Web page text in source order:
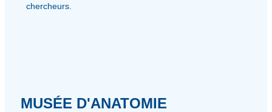
chercheurs.
MUSÉE D'ANATOMIE